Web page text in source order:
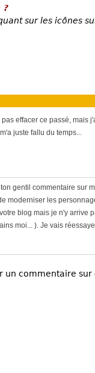
?
sur les icônes
effacer ce passé, mais
juste fallu du temps...
gentil commentaire sur
moderniser les
blog mais je n'y arrive
moi... ). Je vais
un commentaire sur